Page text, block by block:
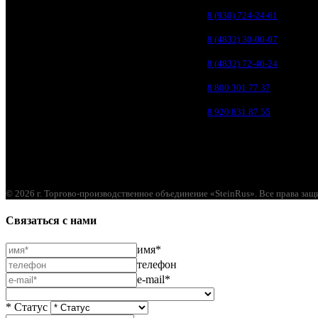
8 (930) 724-24-61
8 (4832) 30-00-07
8 (4832) 72-40-24
8 800 301 77 37
8 920 831 87 55
© 2026 г. Торгово-производственное объединение «SteinRus». Все права
Связаться с нами
имя*
телефон
e-mail*
* Статус